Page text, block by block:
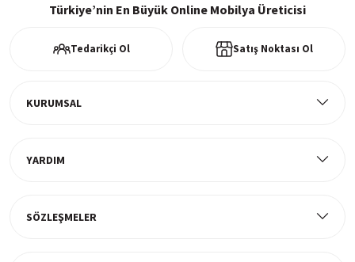
Türkiye’nin En Büyük Online Mobilya Üreticisi
Tedarikçi Ol Satış Noktası Ol
KURUMSAL
YARDIM
SÖZLEŞMELER